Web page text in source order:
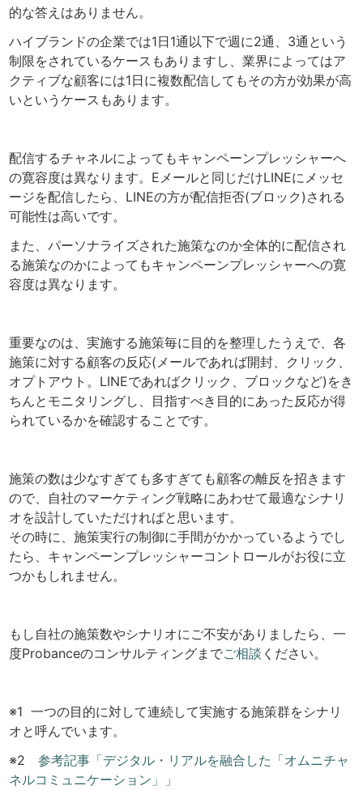
的な答えはありません。
ハイブランドの企業では1日1通以下で週に2通、3通という
制限をされているケースもありますし、業界によってはア
クティブな顧客には1日に複数配信してもその方が効果が高
いというケースもあります。
配信するチャネルによってもキャンペーンプレッシャーへ
の寛容度は異なります。Eメールと同じだけLINEにメッセ
ージを配信したら、LINEの方が配信拒否(ブロック)される
可能性は高いです。
また、パーソナライズされた施策なのか全体的に配信され
る施策なのかによってもキャンペーンプレッシャーへの寛
容度は異なります。
重要なのは、実施する施策毎に目的を整理したうえで、各
施策に対する顧客の反応(メールであれば開封、クリック、
オプトアウト。LINEであればクリック、ブロックなど)をき
ちんとモニタリングし、目指すべき目的にあった反応が得
られているかを確認することです。
施策の数は少なすぎても多すぎても顧客の離反を招きます
ので、自社のマーケティング戦略にあわせて最適なシナリ
オを設計していただければと思います。
その時に、施策実行の制御に手間がかかっているようでし
たら、キャンペーンプレッシャーコントロールがお役に立
つかもしれません。
もし自社の施策数やシナリオにご不安がありましたら、一
度Probanceのコンサルティングまでご相談 ください。
※1 一つの目的に対して連続して実施する施策群をシナリ
オと呼んでいます。
※2参考記事「デジタル・リアルを融合した「オムニチャ
ネルコミュニケーション」」